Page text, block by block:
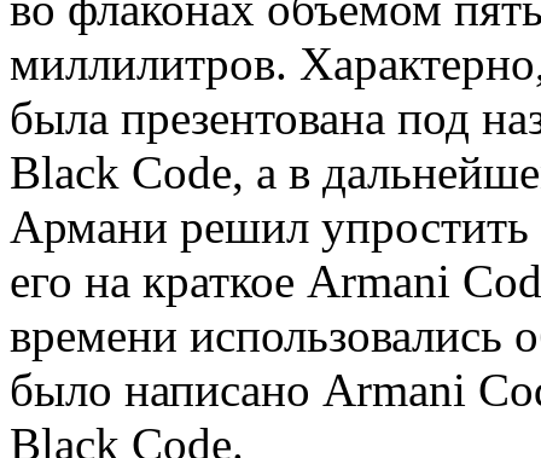
миллилитров.
была презентована под
Black Code, а в
Армани решил упростить
его на краткое Armani
времени использовались
было написано Armani
Black Code.